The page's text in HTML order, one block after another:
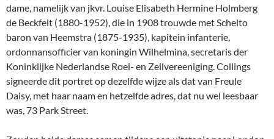
dame, namelijk van jkvr. Louise Elisabeth Hermine Holmberg
de Beckfelt (1880-1952), die in 1908 trouwde met Schelto
baron van Heemstra (1875-1935), kapitein infanterie,
ordonnansofficier van koningin Wilhelmina, secretaris der
Koninklijke Nederlandse Roei- en Zeilvereeniging. Collings
signeerde dit portret op dezelfde wijze als dat van Freule
Daisy, met haar naam en hetzelfde adres, dat nu wel leesbaar
was, 73 Park Street.